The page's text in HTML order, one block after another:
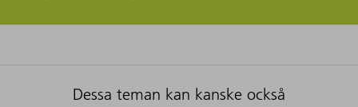
Dessa teman kan kanske också